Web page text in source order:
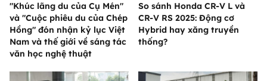
"Khúc lãng du của Cụ Mén"
và "Cuộc phiêu du của Chép
Hồng" đón nhận kỷ lục Việt
Nam và thế giới về sáng tác
văn học nghệ thuật
So sánh Honda CR-V L và
CR-V RS 2025: Động cơ
Hybrid hay xăng truyền
thống?